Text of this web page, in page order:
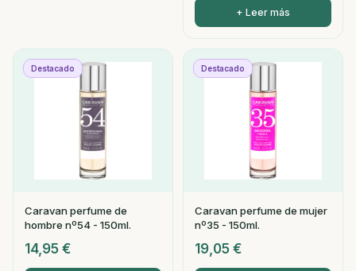
+ Leer más
Destacado
Caravan perfume de
hombre nº54 - 150ml.
14,95 €
Destacado
Caravan perfume de mujer
nº35 - 150ml.
19,05 €